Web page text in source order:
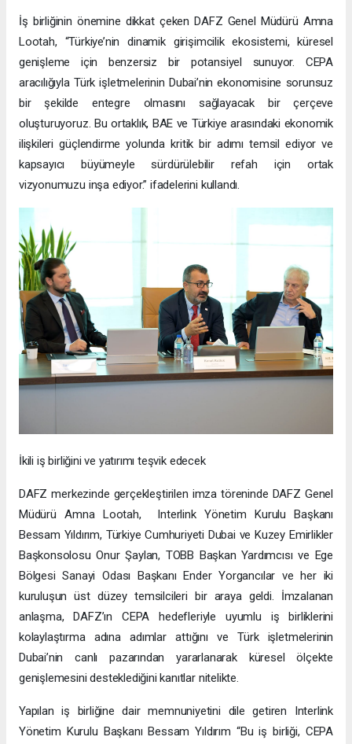
İş birliğinin önemine dikkat çeken DAFZ Genel Müdürü Amna
Lootah, “Türkiye’nin dinamik girişimcilik ekosistemi, küresel
genişleme için benzersiz bir potansiyel sunuyor. CEPA
aracılığıyla Türk işletmelerinin Dubai’nin ekonomisine sorunsuz
bir şekilde entegre olmasını sağlayacak bir çerçeve
oluşturuyoruz. Bu ortaklık, BAE ve Türkiye arasındaki ekonomik
ilişkileri güçlendirme yolunda kritik bir adımı temsil ediyor ve
kapsayıcı büyümeyle sürdürülebilir refah için ortak
vizyonumuzu inşa ediyor.” ifadelerini kullandı.
İkili iş birliğini ve yatırımı teşvik edecek
DAFZ merkezinde gerçekleştirilen imza töreninde DAFZ Genel
Müdürü Amna Lootah, Interlink Yönetim Kurulu Başkanı
Bessam Yıldırım, Türkiye Cumhuriyeti Dubai ve Kuzey Emirlikler
Başkonsolosu Onur Şaylan, TOBB Başkan Yardımcısı ve Ege
Bölgesi Sanayi Odası Başkanı Ender Yorgancılar ve her iki
kuruluşun üst düzey temsilcileri bir araya geldi. İmzalanan
anlaşma, DAFZ’ın CEPA hedefleriyle uyumlu iş birliklerini
kolaylaştırma adına adımlar attığını ve Türk işletmelerinin
Dubai’nin canlı pazarından yararlanarak küresel ölçekte
genişlemesini desteklediğini kanıtlar nitelikte.
Yapılan iş birliğine dair memnuniyetini dile getiren Interlink
Yönetim Kurulu Başkanı Bessam Yıldırım “Bu iş birliği, CEPA